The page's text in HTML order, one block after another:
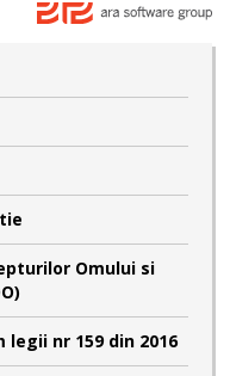
Omului si
nr 159 din 2016